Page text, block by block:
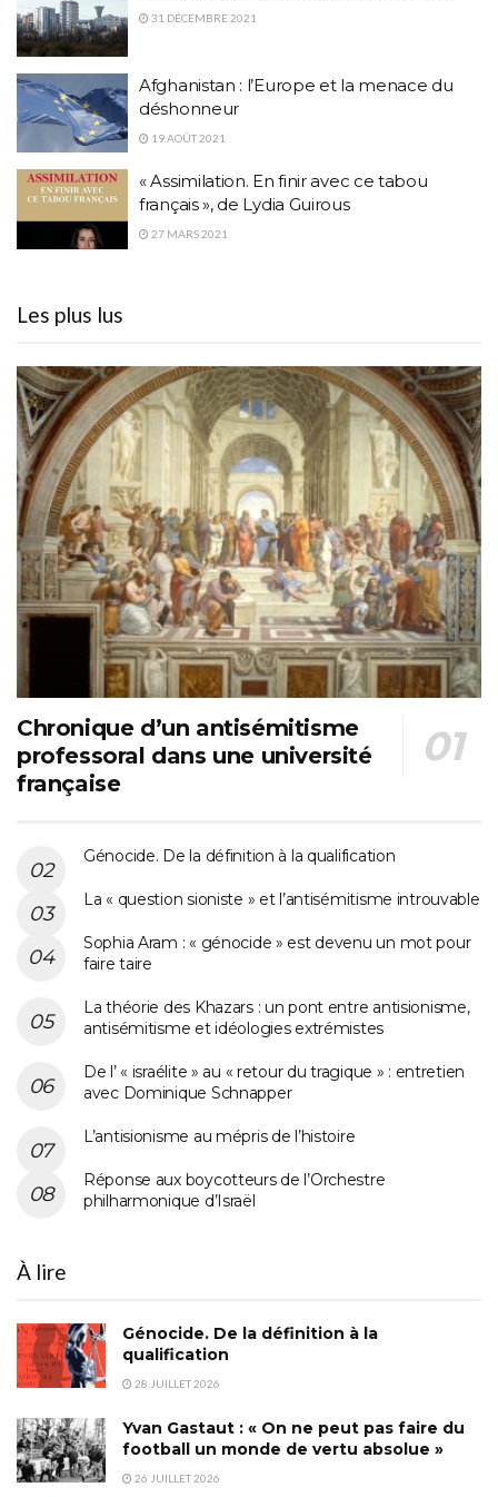
31 DÉCEMBRE 2021
Afghanistan : l’Europe et la menace du
déshonneur
19 AOÛT 2021
« Assimilation. En finir avec ce tabou
français », de Lydia Guirous
27 MARS 2021
Les plus lus
Chronique d’un antisémitisme
professoral dans une université
française
Génocide. De la définition à la qualification
La « question sioniste » et l’antisémitisme introuvable
Sophia Aram : « génocide » est devenu un mot pour
faire taire
La théorie des Khazars : un pont entre antisionisme,
antisémitisme et idéologies extrémistes
De l’ « israélite » au « retour du tragique » : entretien
avec Dominique Schnapper
L’antisionisme au mépris de l’histoire
Réponse aux boycotteurs de l’Orchestre
philharmonique d’Israël
À lire
Génocide. De la définition à la
qualification
28 JUILLET 2026
Yvan Gastaut : « On ne peut pas faire du
football un monde de vertu absolue »
26 JUILLET 2026